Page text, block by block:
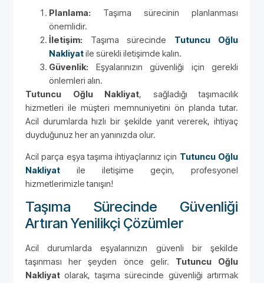
Planlama: Taşıma sürecinin planlanması
önemlidir.
İletişim: Taşıma sürecinde Tutuncu Oğlu
Nakliyatile sürekli iletişimde kalın.
Güvenlik: Eşyalarınızın güvenliği için gerekli
önlemleri alın.
Tutuncu Oğlu Nakliyat, sağladığı taşımacılık
hizmetleri ile müşteri memnuniyetini ön planda tutar.
Acil durumlarda hızlı bir şekilde yanıt vererek, ihtiyaç
duyduğunuz her an yanınızda olur.
Acil parça eşya taşıma ihtiyaçlarınız için Tutuncu Oğlu
Nakliyat ile iletişime geçin, profesyonel
hizmetlerimizle tanışın!
Taşıma Sürecinde Güvenliği
Artıran Yenilikçi Çözümler
Acil durumlarda eşyalarınızın güvenli bir şekilde
taşınması her şeyden önce gelir. Tutuncu Oğlu
Nakliyat olarak, taşıma sürecinde güvenliği artırmak